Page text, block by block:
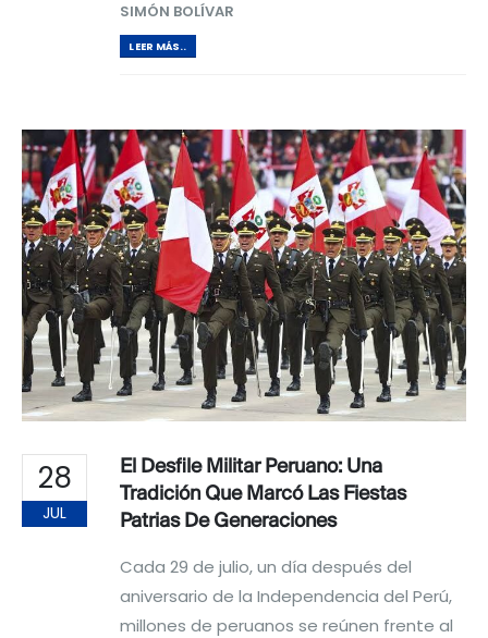
SIMÓN BOLÍVAR
LEER MÁS..
28
JUL
El Desfile Militar Peruano: Una
Tradición Que Marcó Las Fiestas
Patrias De Generaciones
Cada 29 de julio, un día después del
aniversario de la Independencia del Perú,
millones de peruanos se reúnen frente al